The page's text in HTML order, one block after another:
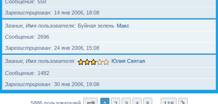
Сообщения
550
Зарегистрирован
14 янв 2006, 18:08
Звание, Имя пользователя Буйная зелень Макс
Сообщения
2696
Зарегистрирован
24 янв 2006, 15:08
Звание, Имя пользователя Юлия Святая
Сообщения
1482
Зарегистрирован
30 янв 2006, 19:08
5886 пользователей